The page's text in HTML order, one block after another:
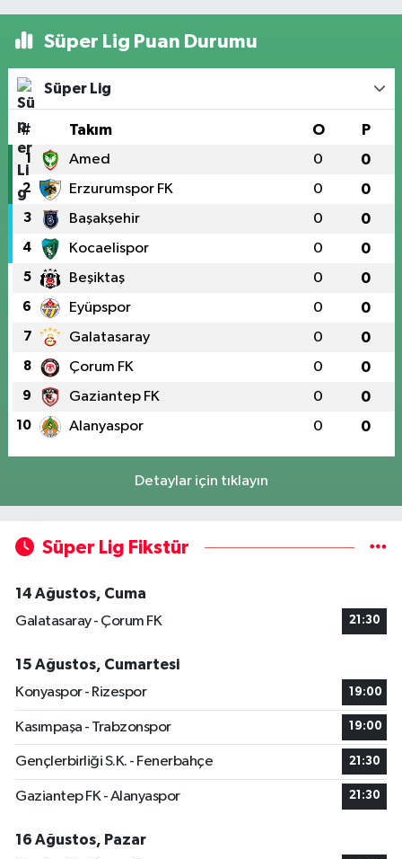
Süper Lig Puan Durumu
Süper Lig
# Takım O P
1 Amed 0 0
2 Erzurumspor FK 0 0
3 Başakşehir 0 0
4 Kocaelispor 0 0
5 Beşiktaş 0 0
6 Eyüpspor 0 0
7 Galatasaray 0 0
8 Çorum FK 0 0
9 Gaziantep FK 0 0
10 Alanyaspor 0 0
Detaylar için tıklayın
Süper Lig Fikstür
14 Ağustos, Cuma
Galatasaray - Çorum FK
21:30
15 Ağustos, Cumartesi
Konyaspor - Rizespor
19:00
Kasımpaşa - Trabzonspor 19:00
Gençlerbirliği S.K. - Fenerbahçe 21:30
Gaziantep FK - Alanyaspor 21:30
16 Ağustos, Pazar